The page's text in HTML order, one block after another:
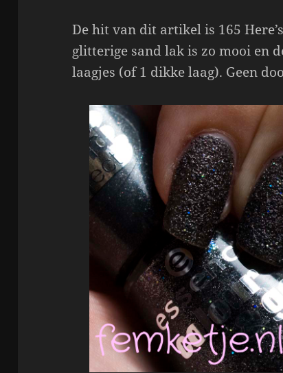
De hit van dit artikel is 165
glitterige sand lak is zo mooi en
laagjes (of 1 dikke laag). Geen